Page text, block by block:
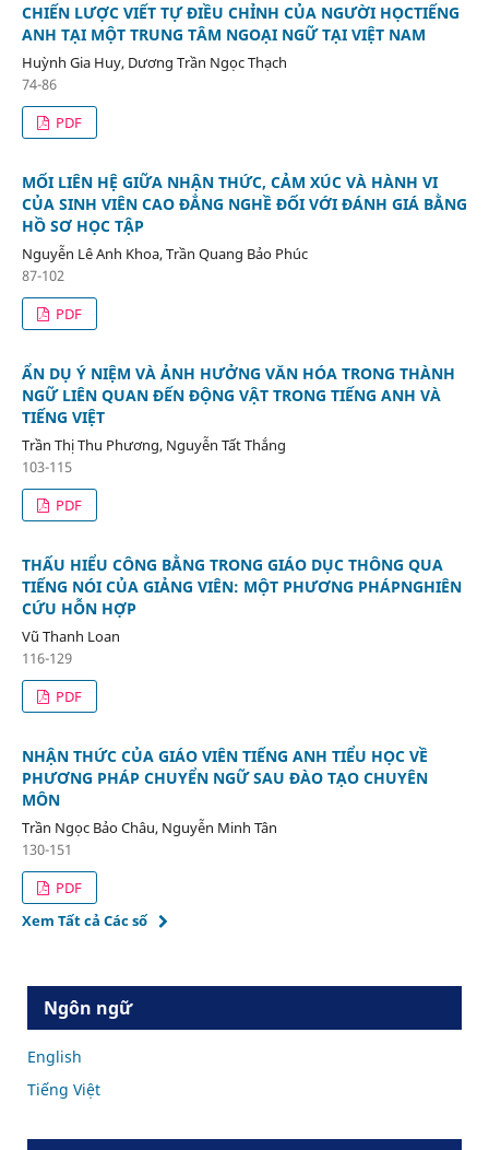
CHIẾN LƯỢC VIẾT TỰ ĐIỀU CHỈNH CỦA NGƯỜI HỌCTIẾNG
ANH TẠI MỘT TRUNG TÂM NGOẠI NGỮ TẠI VIỆT NAM
Huỳnh Gia Huy, Dương Trần Ngọc Thạch
74-86
PDF
MỐI LIÊN HỆ GIỮA NHẬN THỨC, CẢM XÚC VÀ HÀNH VI
CỦA SINH VIÊN CAO ĐẲNG NGHỀ ĐỐI VỚI ĐÁNH GIÁ BẰNG
HỒ SƠ HỌC TẬP
Nguyễn Lê Anh Khoa, Trần Quang Bảo Phúc
87-102
PDF
ẨN DỤ Ý NIỆM VÀ ẢNH HƯỞNG VĂN HÓA TRONG THÀNH
NGỮ LIÊN QUAN ĐẾN ĐỘNG VẬT TRONG TIẾNG ANH VÀ
TIẾNG VIỆT
Trần Thị Thu Phương, Nguyễn Tất Thắng
103-115
PDF
THẤU HIỂU CÔNG BẰNG TRONG GIÁO DỤC THÔNG QUA
TIẾNG NÓI CỦA GIẢNG VIÊN: MỘT PHƯƠNG PHÁPNGHIÊN
CỨU HỖN HỢP
Vũ Thanh Loan
116-129
PDF
NHẬN THỨC CỦA GIÁO VIÊN TIẾNG ANH TIỂU HỌC VỀ
PHƯƠNG PHÁP CHUYỂN NGỮ SAU ĐÀO TẠO CHUYÊN
MÔN
Trần Ngọc Bảo Châu, Nguyễn Minh Tân
130-151
PDF
Xem Tất cả Các số
Ngôn ngữ
English
Tiếng Việt